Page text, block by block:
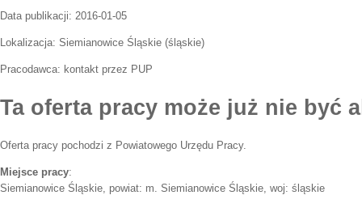
Data publikacji: 2016-01-05
Lokalizacja: Siemianowice Śląskie (śląskie)
Pracodawca: kontakt przez PUP
Ta oferta pracy może już nie być
Oferta pracy pochodzi z Powiatowego Urzędu Pracy.
Miejsce pracy:
Siemianowice Śląskie, powiat: m. Siemianowice Śląskie, woj: śląskie